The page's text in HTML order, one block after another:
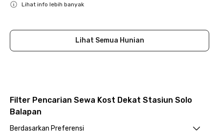
Lihat info lebih banyak
Lihat Semua Hunian
Filter Pencarian Sewa Kost Dekat Stasiun Solo
Balapan
Berdasarkan Preferensi